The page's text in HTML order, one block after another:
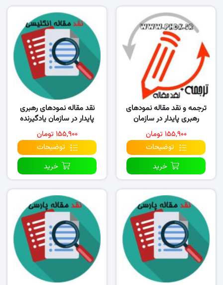
ترجمه و نقد مقاله نمودهای
رهبری پایدار در سازمان
یادگیرنده
۱۵۵,۹۰۰ تومان
توضیحات
خرید
نقد مقاله نمودهای رهبری
پایدار در سازمان یادگیرنده
۱۵۵,۹۰۰ تومان
توضیحات
خرید